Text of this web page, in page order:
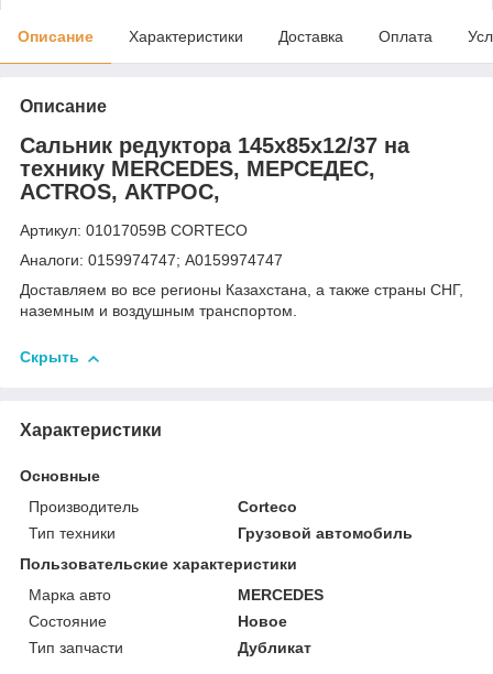
Описание Характеристики Доставка Оплата
Описание
Сальник редуктора 145x85x12/37 на
технику MERCEDES, МЕРСЕДЕС,
ACTROS, АКТРОС,
Артикул: 01017059B CORTECO
Аналоги: 0159974747; A0159974747
Доставляем во все регионы Казахстана, а также страны СНГ,
наземным и воздушным транспортом.
Скрыть
Характеристики
Основные
Производитель
Corteco
Тип техники
Грузовой автомобиль
Пользовательские характеристики
Марка авто
MERCEDES
Состояние
Новое
Тип запчасти
Дубликат